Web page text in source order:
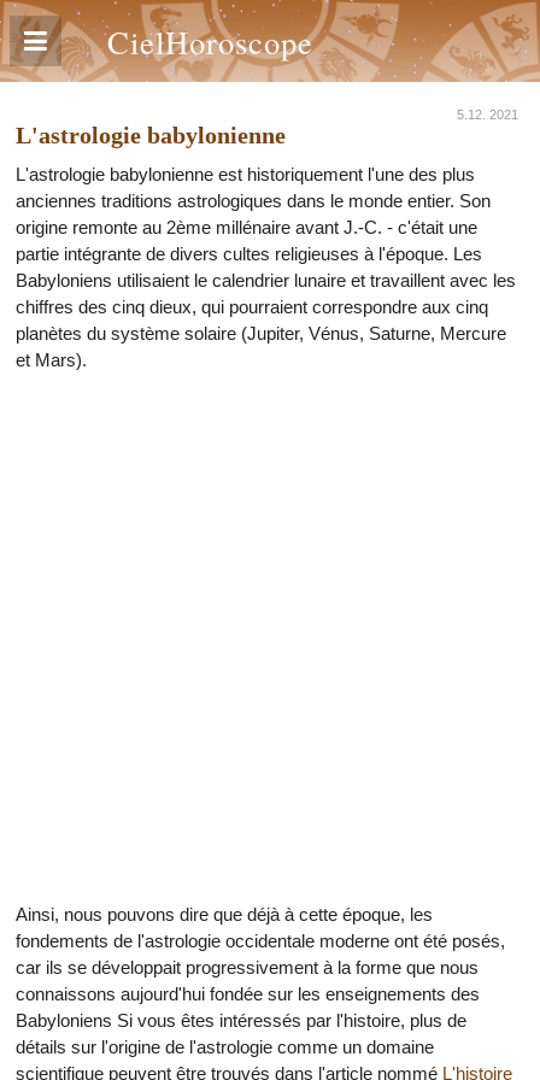
CielHoroscope
5.12. 2021
L'astrologie babylonienne
L'astrologie babylonienne est historiquement l'une des plus
anciennes traditions astrologiques dans le monde entier. Son
origine remonte au 2ème millénaire avant J.-C. - c'était une
partie intégrante de divers cultes religieuses à l'époque. Les
Babyloniens utilisaient le calendrier lunaire et travaillent avec les
chiffres des cinq dieux, qui pourraient correspondre aux cinq
planètes du système solaire (Jupiter, Vénus, Saturne, Mercure
et Mars).
Ainsi, nous pouvons dire que déjà à cette époque, les
fondements de l'astrologie occidentale moderne ont été posés,
car ils se développait progressivement à la forme que nous
connaissons aujourd'hui fondée sur les enseignements des
Babyloniens Si vous êtes intéressés par l'histoire, plus de
détails sur l'origine de l'astrologie comme un domaine
scientifique peuvent être trouvés dans l'article nommé L'histoire